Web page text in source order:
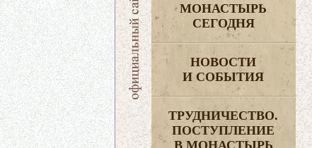
МОНАСТЫРЬ
СЕГОДНЯ
НОВОСТИ
И СОБЫТИЯ
ТРУДНИЧЕСТВО.
ПОСТУПЛЕНИЕ
В МОНАСТЫРЬ